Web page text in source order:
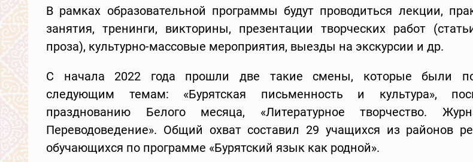
В рамках образовательной программы будут проводиться лекции,
занятия, тренинги, викторины, презентации творческих работ
проза), культурно-массовые мероприятия, выезды на экскурсии и др.
С начала 2022 года прошли две такие смены, которые были
следующим темам: «Бурятская письменность и культура»,
празднованию Белого месяца, «Литературное творчество.
Переводоведение». Общий охват составил 29 учащихся из районов
обучающихся по программе «Бурятский язык как родной».